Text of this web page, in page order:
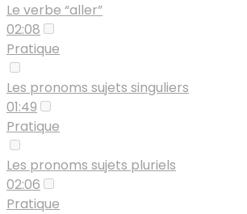
Le verbe “aller”
02:08
Pratique
Les pronoms sujets singuliers
01:49
Pratique
Les pronoms sujets pluriels
02:06
Pratique